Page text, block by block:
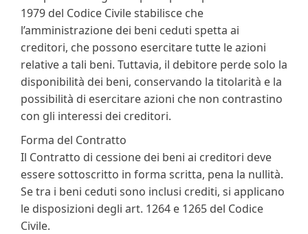
1979 del Codice Civile stabilisce che
l’amministrazione dei beni ceduti spetta ai
creditori, che possono esercitare tutte le azioni
relative a tali beni. Tuttavia, il debitore perde solo la
disponibilità dei beni, conservando la titolarità e la
possibilità di esercitare azioni che non contrastino
con gli interessi dei creditori.
Forma del Contratto
Il Contratto di cessione dei beni ai creditori deve
essere sottoscritto in forma scritta, pena la nullità.
Se tra i beni ceduti sono inclusi crediti, si applicano
le disposizioni degli art. 1264 e 1265 del Codice
Civile.